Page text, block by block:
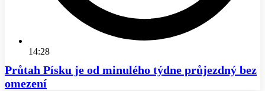
14:28
Průtah Písku je od minulého týdne průjezdný bez
omezení